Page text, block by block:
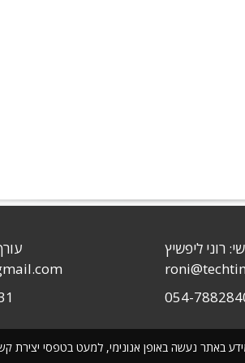
באתר נעשה באופן אנונימי, למעט בטפסי יצירת
רוני ליפשיץ
054-